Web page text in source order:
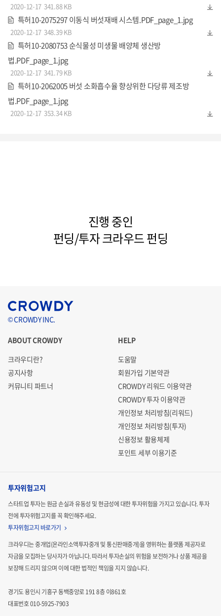
2020-12-17 341.88 KB
특허10-2075297 이동식 버섯재배 시스템.PDF_page_1.jpg
2020-12-17 348.39 KB
특허10-2080753 순식물성 미생물 배양체 생산방
법.PDF_page_1.jpg
2020-12-17 341.79 KB
특허10-2062005 버섯 소화흡수율 향상위한 다당류 제조방
법.PDF_page_1.jpg
2020-12-17 353.34 KB
진행 중인
펀딩/투자 크라우드 펀딩
© CROWDY INC.
ABOUT CROWDY
크라우디란?
공지사항
커뮤니티 파트너
HELP
도움말
회원가입 기본약관
CROWDY 리워드 이용약관
CROWDY 투자 이용약관
개인정보 처리방침(리워드)
개인정보 처리방침(투자)
신용정보 활용체제
포인트 세부 이용기준
투자위험고지
스타트업 투자는 원금 손실과 유동성 및 현금성에 대한 투자위험을 가지고 있습니다.투자
전에 투자위험고지를 꼭 확인해주세요.
투자위험고지 바로가기
크라우디는 중개업(온라인소액투자중개 및 통신판매중개)을 영위하는 플랫폼 제공자로
자금을 모집하는당사자가 아닙니다. 따라서 투자손실의 위험을 보전하거나 상품 제공을
보장해 드리지 않으며 이에 대한 법적인 책임을 지지 않습니다.
경기도 용인시 기흥구 동백중앙로 191 8층 이861호
대표번호 010-5925-7903